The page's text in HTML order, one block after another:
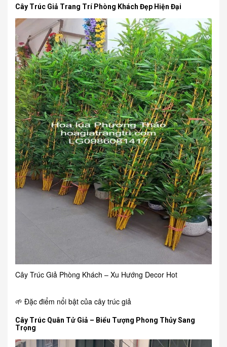
Cây Trúc Giả Trang Trí Phòng Khách Đẹp Hiện Đại
Cây Trúc Giả Phòng Khách – Xu Hướng Decor Hot
🌱 Đặc điểm nổi bật của cây trúc giả
Cây Trúc Quân Tử Giả – Biểu Tượng Phong Thủy Sang
Trọng